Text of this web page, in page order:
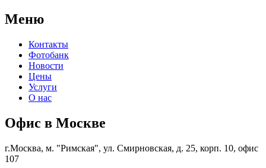
Меню
Контакты
Фотобанк
Новости
Цены
Услуги
О нас
Офис в Москве
г.Москва, м. "Римская", ул. Смирновская, д. 25, корп. 10, офис
107